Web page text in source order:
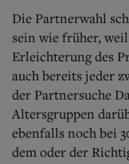
Die Partnerwahl
sein wie früher,
Erleichterung des
auch bereits jeder
der Partnersuche
Altersgruppen
ebenfalls noch bei
dem oder der